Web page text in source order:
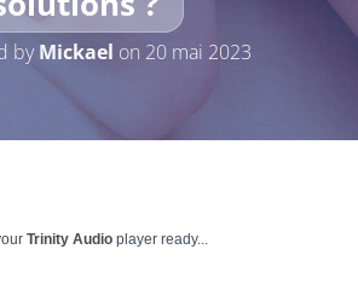
byMickael on 20 mai 2023
Trinity Audio player ready...